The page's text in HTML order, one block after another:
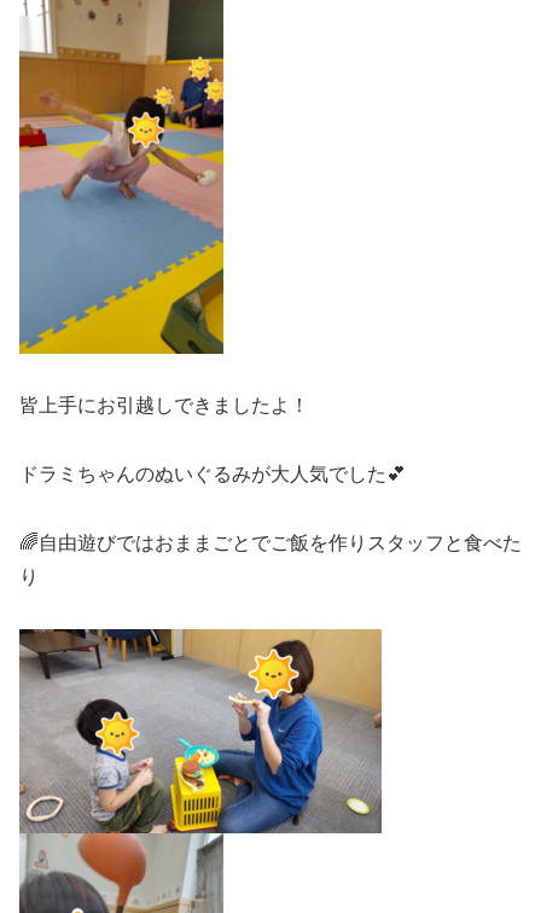
皆上手にお引越しできましたよ！
ドラミちゃんのぬいぐるみが大人気でした💕
🌈自由遊びではおままごとでご飯を作りスタッフと食べた
り